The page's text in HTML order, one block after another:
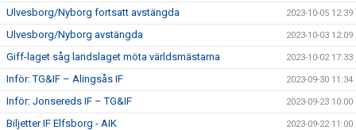
Ulvesborg/Nyborg fortsatt avstängda 2023-10-05 12:39
Ulvesborg/Nyborg avstängda 2023-10-03 12:09
Giff-laget såg landslaget möta världsmästarna 2023-10-02 17:33
Inför: TG&IF – Alingsås IF 2023-09-30 11:34
Inför: Jonsereds IF – TG&IF 2023-09-23 10:00
Biljetter IF Elfsborg - AIK 2023-09-22 11:00